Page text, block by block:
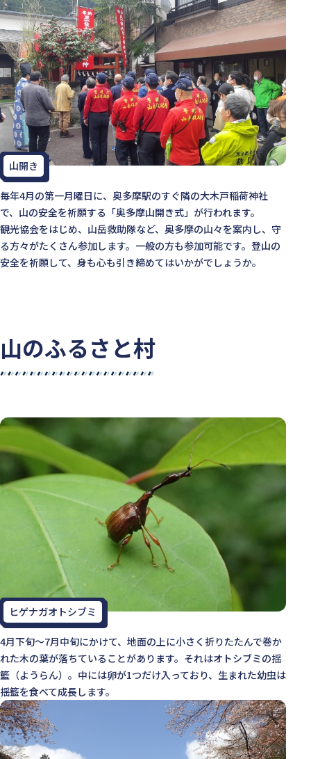
山開き
毎年4月の第一月曜日に、奥多摩駅のすぐ隣の大木戸稲荷神社
で、山の安全を祈願する「奥多摩山開き式」が行われます。
観光協会をはじめ、山岳救助隊など、奥多摩の山々を案内し、守
る方々がたくさん参加します。一般の方も参加可能です。登山の
安全を祈願して、身も心も引き締めてはいかがでしょうか。
山のふるさと村
ヒゲナガオトシブミ
4月下旬～7月中旬にかけて、地面の上に小さく折りたたんで巻か
れた木の葉が落ちていることがあります。それはオトシブミの揺
籃（ようらん）。中には卵が1つだけ入っており、生まれた幼虫は
揺籃を食べて成長します。